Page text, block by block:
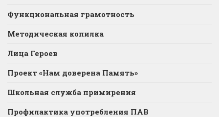
Функциональная грамотность
Методическая копилка
Лица Героев
Проект «Нам доверена Память»
Школьная служба примирения
Профилактика употребления ПАВ